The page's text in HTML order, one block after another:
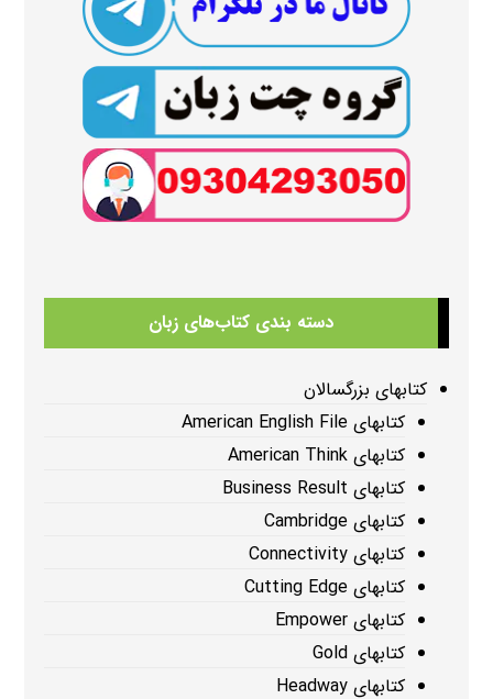
دسته بندی کتاب‌های زبان
کتابهای بزرگسالان
کتابهای American English File
کتابهای American Think
کتابهای Business Result
کتابهای Cambridge
کتابهای Connectivity
کتابهای Cutting Edge
کتابهای Empower
کتابهای Gold
کتابهای Headway